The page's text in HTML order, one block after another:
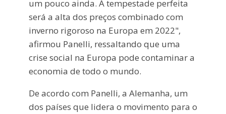
um pouco ainda. A tempestade perfeita
será a alta dos preços combinado com
inverno rigoroso na Europa em 2022",
afirmou Panelli, ressaltando que uma
crise social na Europa pode contaminar a
economia de todo o mundo.
De acordo com Panelli, a Alemanha, um
dos países que lidera o movimento para o